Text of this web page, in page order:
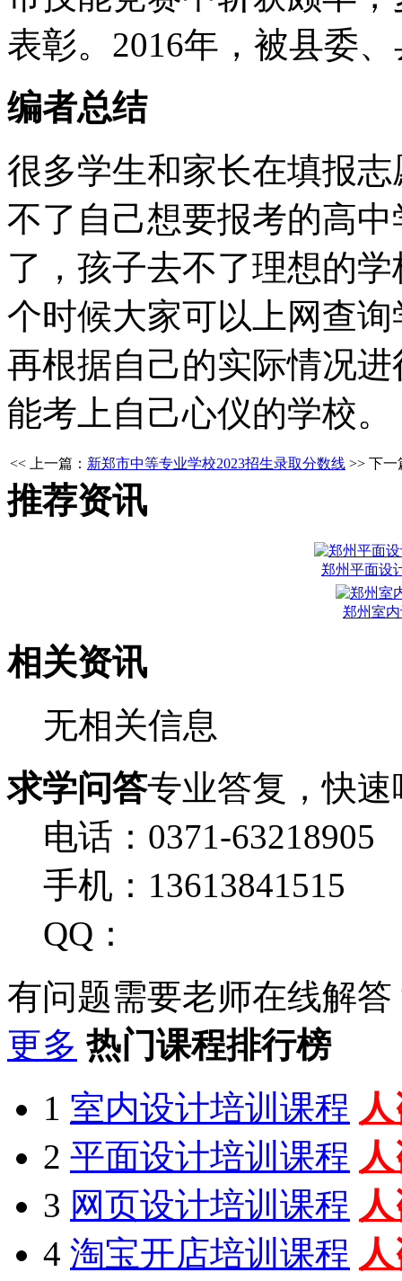
表彰。2016年，被县委
编者总结
很多学生和家长在填报
不了自己想要报考的高
了，孩子去不了理想的
个时候大家可以上网查
再根据自己的实际情况
能考上自己心仪的学校。
<< 上一篇： 新郑市中等专业学校2023招生录取分数线 >> 下一
推荐资讯
郑州平面设
郑州室
相关资讯
无相关信息
求学问答专业答复，快速
电话：0371-63218905
手机：13613841515
QQ：
有问题需要老师在线解答
更多 热门课程排行榜
1 室内设计培训课程
2 平面设计培训课程
3 网页设计培训课程
4 淘宝开店培训课程